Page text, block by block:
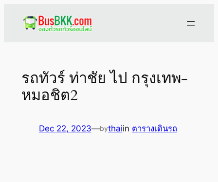
รถทัวร์ ท่าชัย ไป กรุงเทพ-
หมอชิต2
Dec 22, 2023—bythaiin ตารางเดินรถ